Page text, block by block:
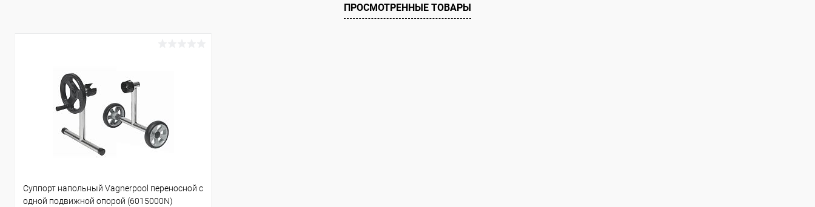
ПРОСМОТРЕННЫЕ ТОВАРЫ
Суппорт напольный Vagnerpool переносной с
одной подвижной опорой (6015000N)